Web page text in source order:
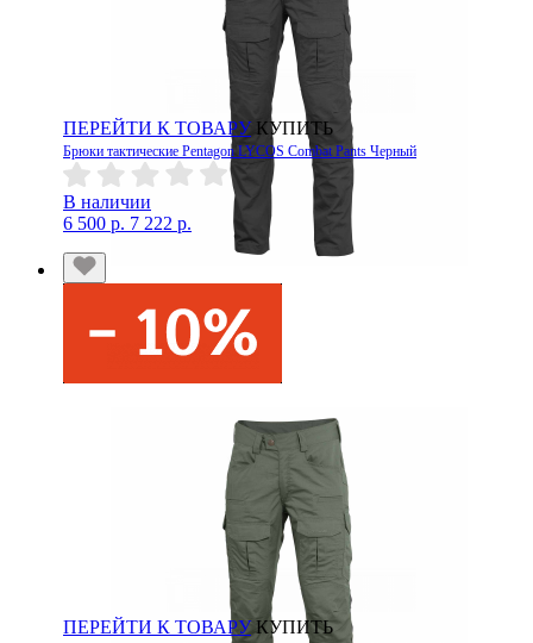
ПЕРЕЙТИ К ТОВАРУ КУПИТЬ
Брюки тактические Pentagon LYCOS Combat Pants Черный
В наличии
6 500 р. 7 222 р.
ПЕРЕЙТИ К ТОВАРУ КУПИТЬ